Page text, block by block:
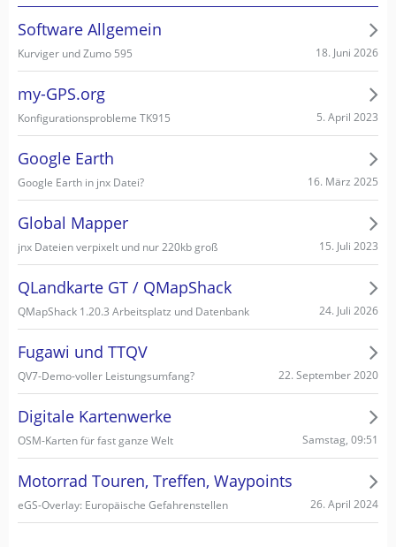
Software Allgemein
Kurviger und Zumo 595 18. Juni 2026
my-GPS.org
Konfigurationsprobleme TK915 5. April 2023
Google Earth
Google Earth in jnx Datei? 16. März 2025
Global Mapper
jnx Dateien verpixelt und nur 220kb groß 15. Juli 2023
QLandkarte GT / QMapShack
QMapShack 1.20.3 Arbeitsplatz und Datenbank 24. Juli 2026
Fugawi und TTQV
QV7-Demo-voller Leistungsumfang? 22. September 2020
Digitale Kartenwerke
OSM-Karten für fast ganze Welt Samstag, 09:51
Motorrad Touren, Treffen, Waypoints
eGS-Overlay: Europäische Gefahrenstellen 26. April 2024